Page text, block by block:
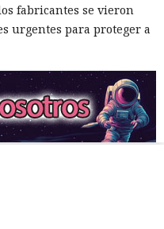
fabricantes se vieron
urgentes para proteger a